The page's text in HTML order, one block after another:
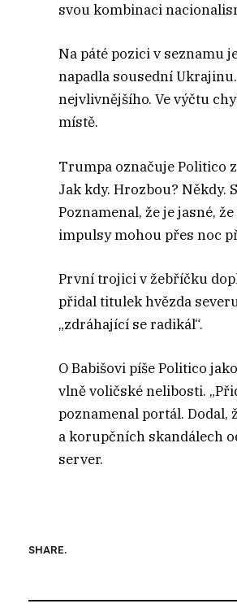
svou kombinaci
Na páté pozici v seznamu
napadla sousední
nejvlivnějšího. Ve výčtu
místě.
Trumpa označuje Politico
Jak kdy. Hrozbou? Někdy.
Poznamenal, že je jasné,
impulsy mohou přes noc
První trojici v žebříčku
přidal titulek hvězda
„zdráhající se radikál“.
O Babišovi píše Politico
vlně voličské nelibosti.
poznamenal portál. Dodal,
a korupčních skandálech
server.
SHARE.